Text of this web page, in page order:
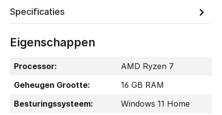
Specificaties
Eigenschappen
Processor:
AMD Ryzen 7
Geheugen Grootte:
16 GB RAM
Besturingssysteem:
Windows 11 Home